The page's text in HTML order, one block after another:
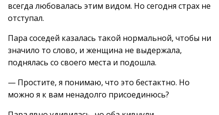
всегда любовалась этим видом. Но сегодня страх не
отступал.
Пара соседей казалась такой нормальной, чтобы ни
значило то слово, и женщина не выдержала,
поднялась со своего места и подошла.
— Простите, я понимаю, что это бестактно. Но
можно я к вам ненадолго присоединюсь?